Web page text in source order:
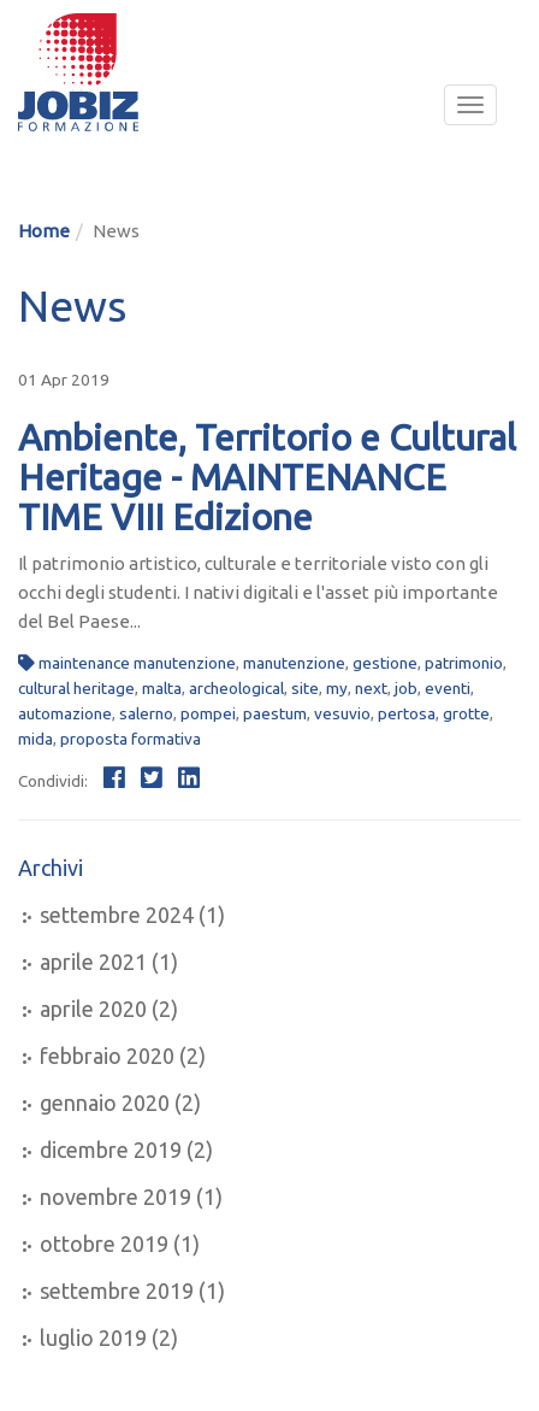
Toggle
Home News
News
01 Apr 2019
Ambiente, Territorio e Cultural
Heritage - MAINTENANCE
TIME VIII Edizione
Il patrimonio artistico, culturale e territoriale visto con gli
occhi degli studenti. I nativi digitali e l'asset più importante
del Bel Paese...
maintenance manutenzione, manutenzione, gestione, patrimonio,
cultural heritage, malta, archeological, site, my, next, job, eventi,
automazione, salerno, pompei, paestum, vesuvio, pertosa, grotte,
mida, proposta formativa
Condividi:
Archivi
settembre 2024 (1)
aprile 2021 (1)
aprile 2020 (2)
febbraio 2020 (2)
gennaio 2020 (2)
dicembre 2019 (2)
novembre 2019 (1)
ottobre 2019 (1)
settembre 2019 (1)
luglio 2019 (2)